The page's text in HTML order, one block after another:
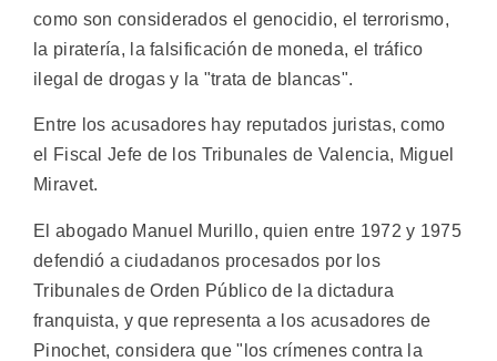
como son considerados el genocidio, el terrorismo,
la piratería, la falsificación de moneda, el tráfico
ilegal de drogas y la "trata de blancas".
Entre los acusadores hay reputados juristas, como
el Fiscal Jefe de los Tribunales de Valencia, Miguel
Miravet.
El abogado Manuel Murillo, quien entre 1972 y 1975
defendió a ciudadanos procesados por los
Tribunales de Orden Público de la dictadura
franquista, y que representa a los acusadores de
Pinochet, considera que "los crímenes contra la